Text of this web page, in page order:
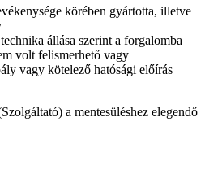
körében gyártotta, illetve
állása szerint a forgalomba
volt felismerhető vagy
vagy kötelező hatósági előírás
a mentesüléshez elegendő